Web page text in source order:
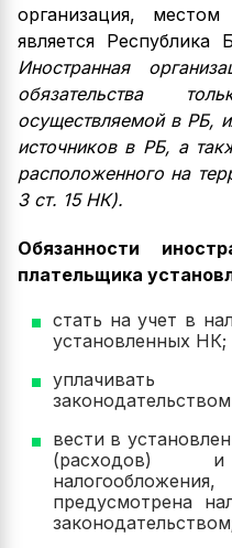
организация,
является
Иностранная
обязательства
осуществляемой в РБ,
источников в РБ, а
расположенного на
3 ст. 15 НК).
Обязанности
плательщика
стать на учет в
установленных НК;
вести в
(расходов)
предусмотрена